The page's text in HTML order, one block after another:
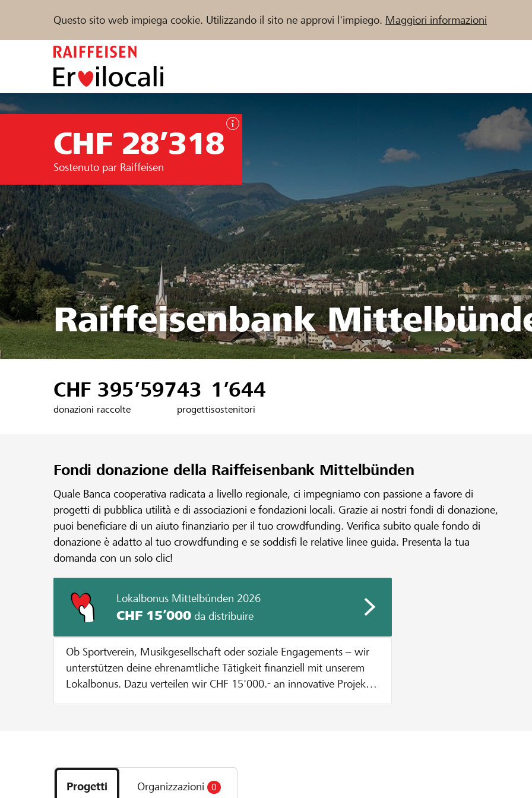
Questo sito web impiega cookie. Utilizzando il sito ne approvi l'impiego. Maggiori informazioni
Partner / Banche Raiffeisen
Trova progetti e organizzazioni
DE FR IT
CHF 28’318
Sostenuto par Raiffeisen
Raiffeisenbank
CHF 395’597
donazioni raccolte
43
progetti
1’644
sostenitori
Fondi donazione della Raiffeisenbank Mittelbünden
Quale Banca cooperativa radicata a livello regionale, ci impegniamo con passione a favore di
progetti di pubblica utilità e di associazioni e fondazioni locali. Grazie ai nostri fondi di donazione,
puoi beneficiare di un aiuto finanziario per il tuo crowdfunding. Verifica subito quale fondo di
donazione è adatto al tuo crowdfunding e se soddisfi le relative linee guida. Presenta la tua
domanda con un solo clic!
Lokalbonus Mittelbünden 2026
CHF 15’000da distribuire
Ob Sportverein, Musikgesellschaft oder soziale Engagements – wir
unterstützen deine ehrenamtliche Tätigkeit finanziell mit unserem
Lokalbonus. Dazu verteilen wir CHF 15'000.- an innovative Projekte,
Organisation anmelden von Oktober 2025 bis Ende August 2026
i
progetti
Progetti Organizzazioni 0